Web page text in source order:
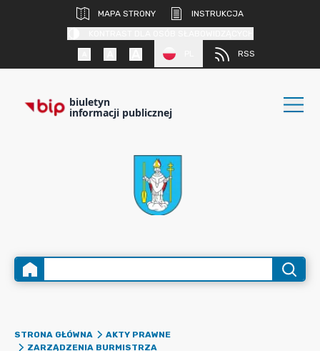
MAPA STRONY
INSTRUKCJA
RSS
biuletyn
informacji publicznej
STRONA GŁÓWNA
AKTY PRAWNE
ZARZĄDZENIA BURMISTRZA